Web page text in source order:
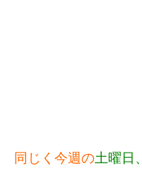
同じく今週の土曜日、